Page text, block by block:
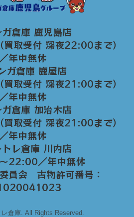
倉庫 鹿児島店
取受付 深夜22:00まで）
／年中無休
ガ倉庫 鹿屋店
取受付 深夜21:00まで）
／年中無休
倉庫 加治木店
取受付 深夜21:00まで）
／年中無休
レ倉庫 川内店
22:00／年中無休
員会 古物許可番号：
倉庫. All Rights Reserved.